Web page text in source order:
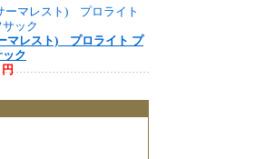
マレスト) プロライト プ
ク